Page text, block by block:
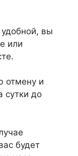
вы
или
отмену и
сутки до
будет